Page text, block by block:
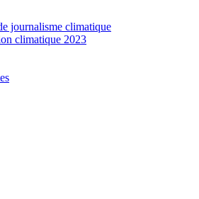
journalisme climatique
climatique 2023